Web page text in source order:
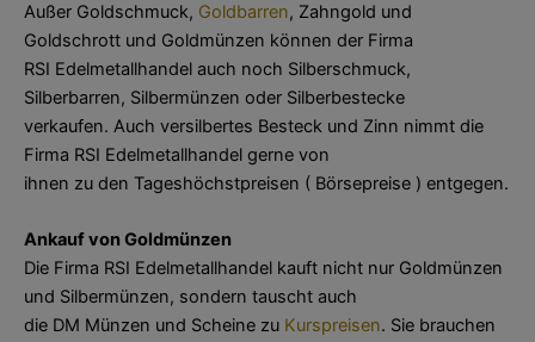
Außer Goldschmuck, Goldbarren, Zahngold und
Goldschrott und Goldmünzen können der Firma
RSI Edelmetallhandel auch noch Silberschmuck,
Silberbarren, Silbermünzen oder Silberbestecke
verkaufen. Auch versilbertes Besteck und Zinn nimmt die
Firma RSI Edelmetallhandel gerne von
ihnen zu den Tageshöchstpreisen ( Börsepreise ) entgegen.
Ankauf von Goldmünzen
Die Firma RSI Edelmetallhandel kauft nicht nur Goldmünzen
und Silbermünzen, sondern tauscht auch
die DM Münzen und Scheine zu Kurspreisen. Sie brauchen